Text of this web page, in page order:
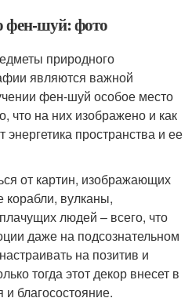
фен-шуй: фото
природного
являются важной
фен-шуй особое место
что на них изображено и как
пространства и ее
от картин, изображающих
вулканы,
людей – всего, что
даже на подсознательном
на позитив и
тогда этот декор внесет в
благосостояние.